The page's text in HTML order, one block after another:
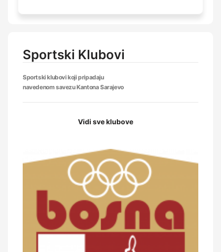
Sportski Klubovi
Sportski klubovi koji pripadaju
navedenom savezu Kantona Sarajevo
Vidi sve klubove